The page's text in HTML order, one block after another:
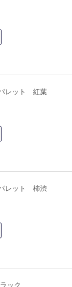
レット 紅葉
レット 柿渋
ック